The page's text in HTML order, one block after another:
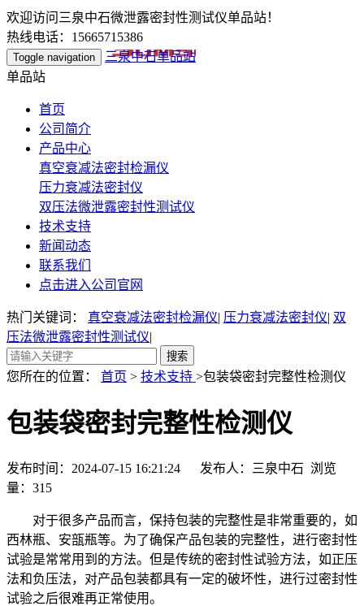
欢迎访问三泉中石微泄露密封性测试仪单品站！
热线电话：15665715386
Toggle navigation
三泉中石单品站
单品站
首页
公司简介
产品中心
真空衰减法密封检漏仪
压力衰减法密封仪
双压法微泄露密封性测试仪
技术支持
新闻动态
联系我们
点击进入公司官网
热门关键词： 真空衰减法密封检漏仪| 压力衰减法密封仪| 双
压法微泄露密封性测试仪|
您所在的位置： 首页 > 技术支持 >包装袋密封完整性检测仪
包装袋密封完整性检测仪
发布时间：2024-07-15 16:21:24 发布人：三泉中石 浏览
量： 315
对于很多产品而言，保持包装的完整性是非常重要的，如
西林瓶、安瓿瓶等。为了确保产品包装的完整性，进行密封性
试验是常常用到的方法。但是传统的密封性试验方法，如正压
法和负压法，对产品包装都具有一定的破坏性，进行过密封性
试验之后很难再正常使用。